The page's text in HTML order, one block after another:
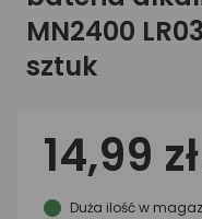
MN2400
sztuk
14,99 zł
Duża ilość w